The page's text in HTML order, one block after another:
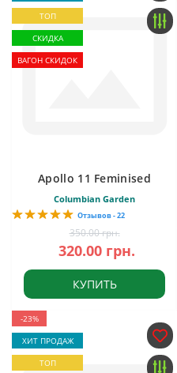
ТОП
СКИДКА
ВАГОН СКИДОК
Apollo 11 Feminised
Columbian Garden
Отзывов - 22
350.00 грн.
320.00 грн.
КУПИТЬ
-23%
ХИТ ПРОДАЖ
ТОП